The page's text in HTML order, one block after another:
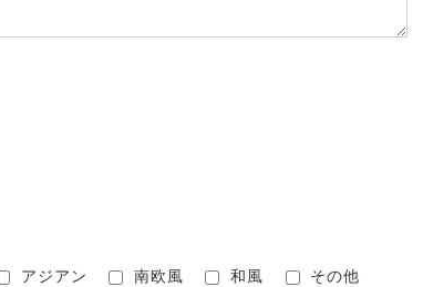
アジアン 南欧風 和風 その他